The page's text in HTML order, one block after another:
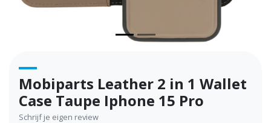
Mobiparts Leather 2 in 1 Wallet
Case Taupe Iphone 15 Pro
Schrijf je eigen review